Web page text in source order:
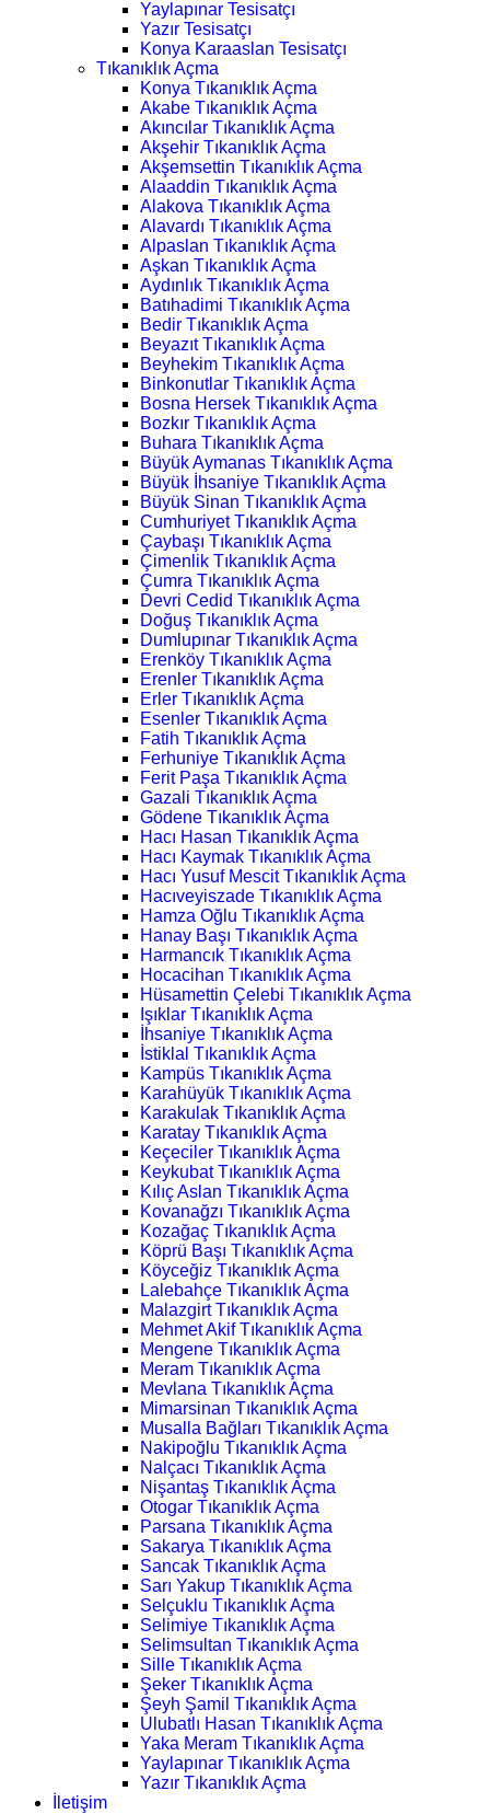
Yaylapınar Tesisatçı
Yazır Tesisatçı
Konya Karaaslan Tesisatçı
Tıkanıklık Açma
Konya Tıkanıklık Açma
Akabe Tıkanıklık Açma
Akıncılar Tıkanıklık Açma
Akşehir Tıkanıklık Açma
Akşemsettin Tıkanıklık Açma
Alaaddin Tıkanıklık Açma
Alakova Tıkanıklık Açma
Alavardı Tıkanıklık Açma
Alpaslan Tıkanıklık Açma
Aşkan Tıkanıklık Açma
Aydınlık Tıkanıklık Açma
Batıhadimi Tıkanıklık Açma
Bedir Tıkanıklık Açma
Beyazıt Tıkanıklık Açma
Beyhekim Tıkanıklık Açma
Binkonutlar Tıkanıklık Açma
Bosna Hersek Tıkanıklık Açma
Bozkır Tıkanıklık Açma
Buhara Tıkanıklık Açma
Büyük Aymanas Tıkanıklık Açma
Büyük İhsaniye Tıkanıklık Açma
Büyük Sinan Tıkanıklık Açma
Cumhuriyet Tıkanıklık Açma
Çaybaşı Tıkanıklık Açma
Çimenlik Tıkanıklık Açma
Çumra Tıkanıklık Açma
Devri Cedid Tıkanıklık Açma
Doğuş Tıkanıklık Açma
Dumlupınar Tıkanıklık Açma
Erenköy Tıkanıklık Açma
Erenler Tıkanıklık Açma
Erler Tıkanıklık Açma
Esenler Tıkanıklık Açma
Fatih Tıkanıklık Açma
Ferhuniye Tıkanıklık Açma
Ferit Paşa Tıkanıklık Açma
Gazali Tıkanıklık Açma
Gödene Tıkanıklık Açma
Hacı Hasan Tıkanıklık Açma
Hacı Kaymak Tıkanıklık Açma
Hacı Yusuf Mescit Tıkanıklık Açma
Hacıveyiszade Tıkanıklık Açma
Hamza Oğlu Tıkanıklık Açma
Hanay Başı Tıkanıklık Açma
Harmancık Tıkanıklık Açma
Hocacihan Tıkanıklık Açma
Hüsamettin Çelebi Tıkanıklık Açma
Işıklar Tıkanıklık Açma
İhsaniye Tıkanıklık Açma
İstiklal Tıkanıklık Açma
Kampüs Tıkanıklık Açma
Karahüyük Tıkanıklık Açma
Karakulak Tıkanıklık Açma
Karatay Tıkanıklık Açma
Keçeciler Tıkanıklık Açma
Keykubat Tıkanıklık Açma
Kılıç Aslan Tıkanıklık Açma
Kovanağzı Tıkanıklık Açma
Kozağaç Tıkanıklık Açma
Köprü Başı Tıkanıklık Açma
Köyceğiz Tıkanıklık Açma
Lalebahçe Tıkanıklık Açma
Malazgirt Tıkanıklık Açma
Mehmet Akif Tıkanıklık Açma
Mengene Tıkanıklık Açma
Meram Tıkanıklık Açma
Mevlana Tıkanıklık Açma
Mimarsinan Tıkanıklık Açma
Musalla Bağları Tıkanıklık Açma
Nakipoğlu Tıkanıklık Açma
Nalçacı Tıkanıklık Açma
Nişantaş Tıkanıklık Açma
Otogar Tıkanıklık Açma
Parsana Tıkanıklık Açma
Sakarya Tıkanıklık Açma
Sancak Tıkanıklık Açma
Sarı Yakup Tıkanıklık Açma
Selçuklu Tıkanıklık Açma
Selimiye Tıkanıklık Açma
Selimsultan Tıkanıklık Açma
Sille Tıkanıklık Açma
Şeker Tıkanıklık Açma
Şeyh Şamil Tıkanıklık Açma
Ulubatlı Hasan Tıkanıklık Açma
Yaka Meram Tıkanıklık Açma
Yaylapınar Tıkanıklık Açma
Yazır Tıkanıklık Açma
İletişim